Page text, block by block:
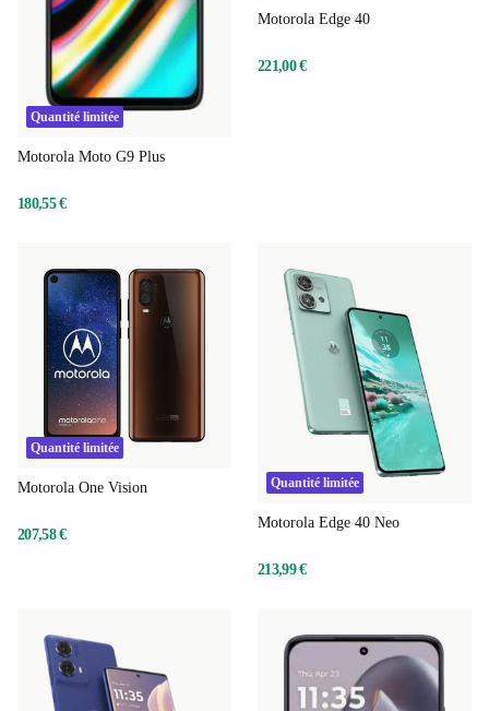
Quantité limitée
Motorola Moto G9 Plus
180,55 €
Motorola Edge 40
221,00 €
Quantité limitée
Motorola One Vision
207,58 €
Quantité limitée
Motorola Edge 40 Neo
213,99 €